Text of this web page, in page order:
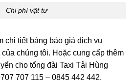
Chi phí vật tư
chi tiết bảng báo giá dịch vụ
chúng tôi. Hoặc cung cấp thêm
cho tổng đài Taxi Tải Hùng
707 115 – 0845 442 442.